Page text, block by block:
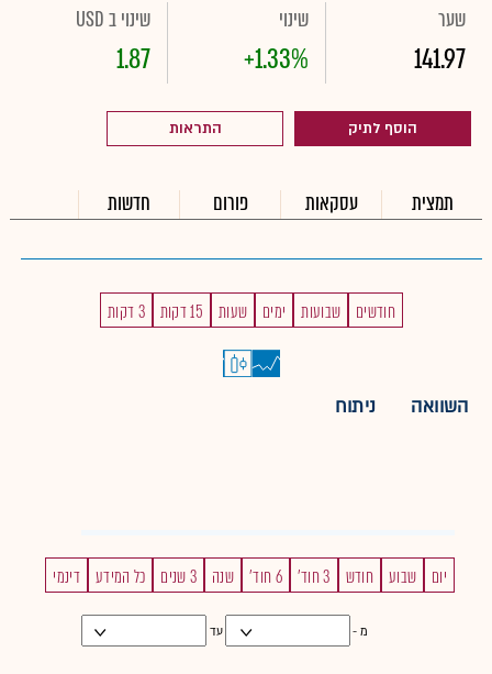
שער
141.97
שינוי
+1.33%
שינוי ב USD
1.87
הוסף לתיק התראות
תמצית עסקאות פורום חדשות
חודשים שבועות ימים שעות 15 דקות 3 דקות
השוואה ניתוח
יום שבוע חודש 3 חוד' 6 חוד' שנה 3 שנים כל המידע דינמי
מ - עד